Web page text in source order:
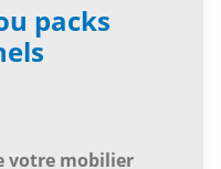
packs
votre mobilier